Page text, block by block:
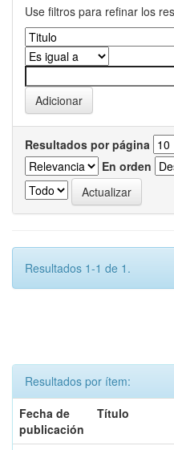
Use filtros para refinar los
Resultados por página
En orden
Resultados 1-1 de 1.
Resultados por ítem:
Fecha de
publicación
Título